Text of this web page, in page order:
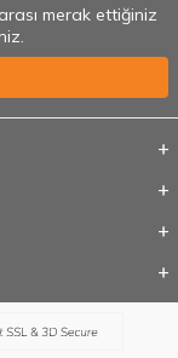
merak ettiğiniz